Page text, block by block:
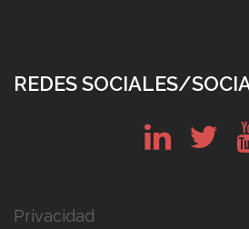
REDES SOCIALES/
Privacidad